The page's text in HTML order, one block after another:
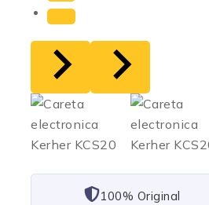
101% Original